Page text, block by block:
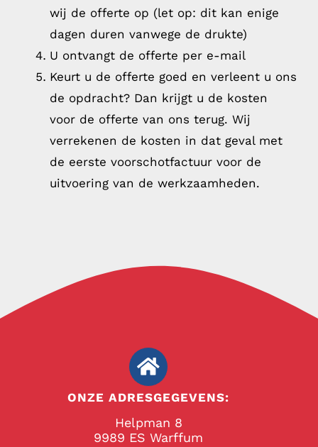
wij de offerte op (let op: dit kan enige
dagen duren vanwege de drukte)
U ontvangt de offerte per e-mail
Keurt u de offerte goed en verleent u ons
de opdracht? Dan krijgt u de kosten
voor de offerte van ons terug. Wij
verrekenen de kosten in dat geval met
de eerste voorschotfactuur voor de
uitvoering van de werkzaamheden.
ONZE ADRESGEGEVENS:
Helpman 8
9989 ES Warffum